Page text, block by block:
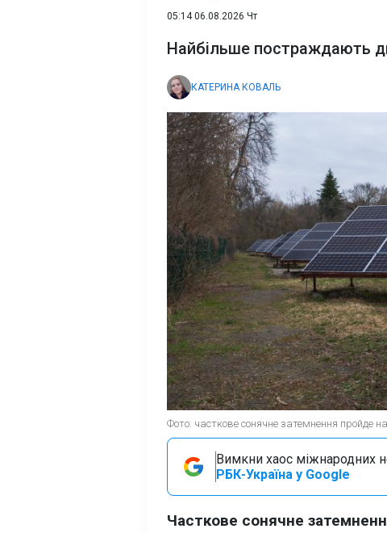
05:14 06.08.2026 Чт
Найбільше постраждають
КАТЕРИНА КОВАЛЬ
Фото: часткове сонячне затемнення пройде
Вимкни хаос міжнародних
РБК-Україна у Google
Часткове сонячне